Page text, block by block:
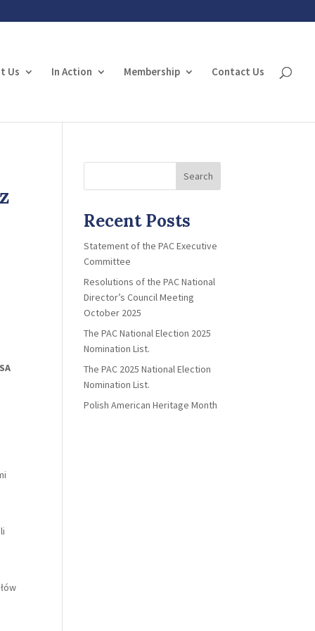
Us In Action Membership Contact Us
Search
Recent Posts
Statement of the PAC Executive
Committee
Resolutions of the PAC National
Director’s Council Meeting
October 2025
The PAC National Election 2025
Nomination List.
The PAC 2025 National Election
Nomination List.
Polish American Heritage Month